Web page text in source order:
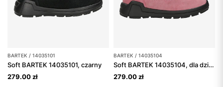
BARTEK / 14035101
Soft BARTEK 14035101, czarny
279.00 zł
BARTEK / 14035104
Soft BARTEK 14035104, dla dziewcząt, różowy
279.00 zł